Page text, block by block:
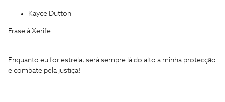
Kayce Dutton
Frase à Xerife:
Enquanto eu for estrela, será sempre lá do alto a minha protecção
e combate pela justiça!